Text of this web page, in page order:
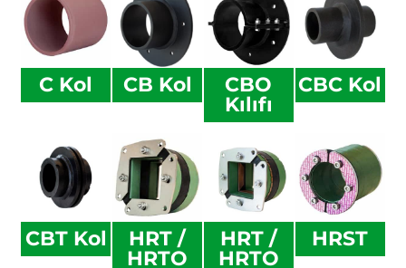
C Kol CB Kol
CBO
Kılıfı
CBC Kol
CBT Kol
HRT /
HRTO
HRT /
HRTO
HRST